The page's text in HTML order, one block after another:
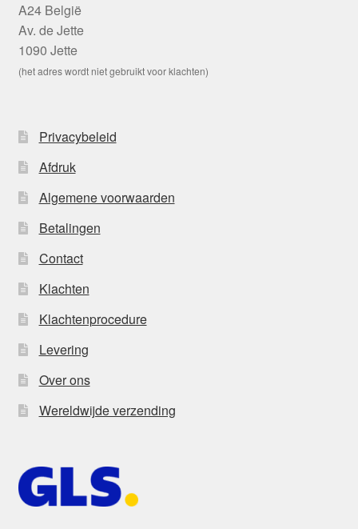
A24 België
Av. de Jette
1090 Jette
(het adres wordt niet gebruikt voor klachten)
Privacybeleid
Afdruk
Algemene voorwaarden
Betalingen
Contact
Klachten
Klachtenprocedure
Levering
Over ons
Wereldwijde verzending